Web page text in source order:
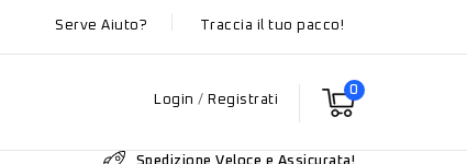
Serve Aiuto? Traccia il tuo pacco!
0
Login / Registrati